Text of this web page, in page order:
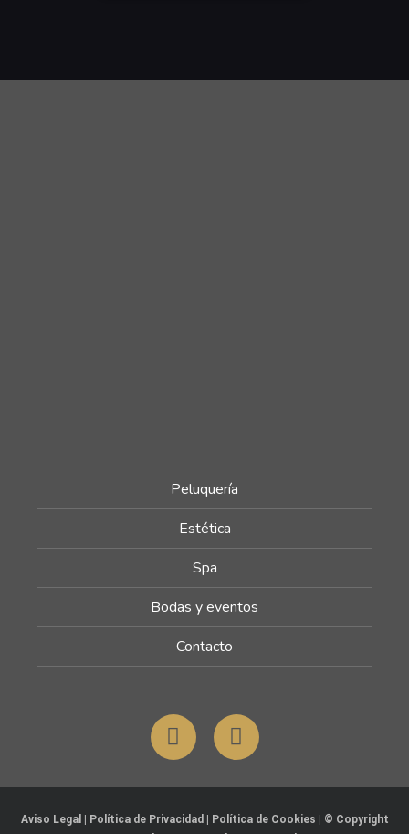
Peluquería
Estética
Spa
Bodas y eventos
Contacto
Aviso Legal | Política de Privacidad | Política de Cookies | © Copyright